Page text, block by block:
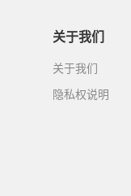
关于我们
关于我们
隐私权说明